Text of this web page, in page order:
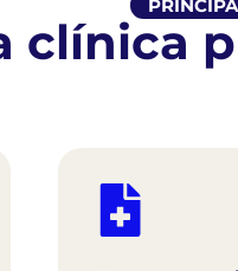
clínica